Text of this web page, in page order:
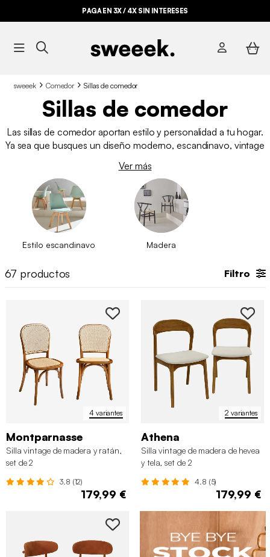
BYE BYE STOCK HASTA -70%*
sweeek Comedor Sillas de comedor
Sillas de comedor
Las sillas de comedor aportan estilo y personalidad a tu hogar.
Ya sea que busques un diseño moderno, escandinavo, vintage
Disponemos de una amplia variedad de modelos, colores y
materiales. Compra online tus sillas de comedor al mejor
precio y encuentra la opción perfecta para tu espacio.
Ver más
Estilo escandinavo Madera
67 productos Filtro
4 variantes
Montparnasse
Silla vintage de madera y ratán,
set de 2
3.8 (12)
179,99 €
2 variantes
Athena
Silla vintage de madera de hevea
y tela, set de 2
4.8 (5)
179,99 €